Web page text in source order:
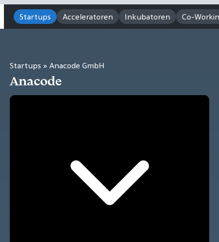
Startups Acceleratoren Inkubatoren Co-
Startups » Anacode GmbH
Anacode